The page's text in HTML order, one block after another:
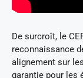
De surcroît, le
reconnaissance
alignement sur
garantie pour les